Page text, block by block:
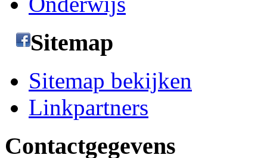
Sitemap
Sitemap bekijken
Linkpartners
Contactgegevens